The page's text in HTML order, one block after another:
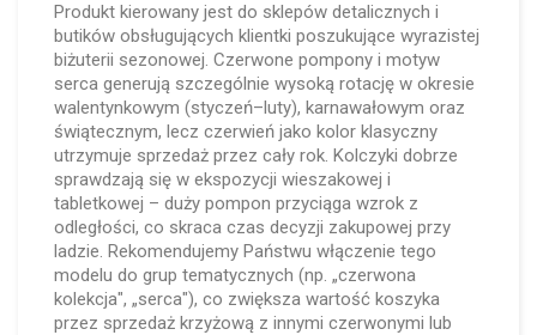
Produkt kierowany jest do sklepów detalicznych i
butików obsługujących klientki poszukujące wyrazistej
biżuterii sezonowej. Czerwone pompony i motyw
serca generują szczególnie wysoką rotację w okresie
walentynkowym (styczeń–luty), karnawałowym oraz
świątecznym, lecz czerwień jako kolor klasyczny
utrzymuje sprzedaż przez cały rok. Kolczyki dobrze
sprawdzają się w ekspozycji wieszakowej i
tabletkowej – duży pompon przyciąga wzrok z
odległości, co skraca czas decyzji zakupowej przy
ladzie. Rekomendujemy Państwu włączenie tego
modelu do grup tematycznych (np. „czerwona
kolekcja", „serca"), co zwiększa wartość koszyka
przez sprzedaż krzyżową z innymi czerwonymi lub